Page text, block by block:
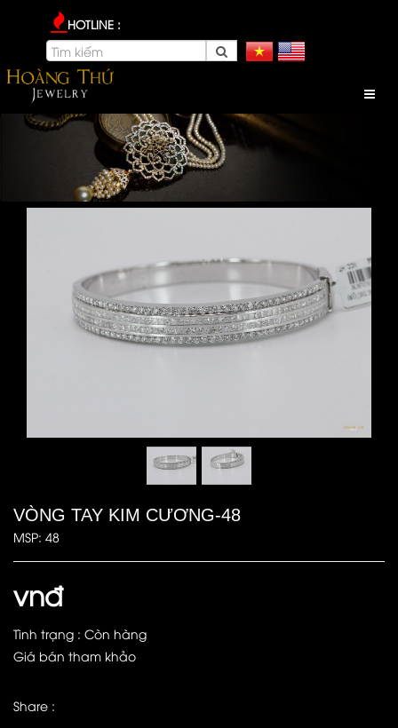
HOTLINE :
VÒNG TAY KIM CƯƠNG-48
MSP: 48
vnđ
Tình trạng : Còn hàng
Giá bán tham khảo
Share :